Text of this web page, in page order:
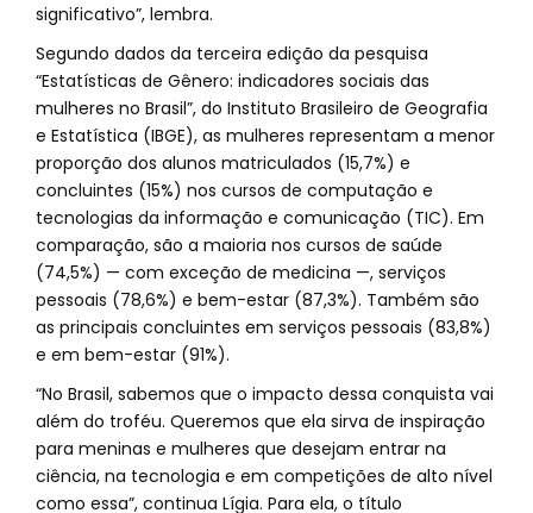
significativo”, lembra.
Segundo dados da terceira edição da pesquisa
“Estatísticas de Gênero: indicadores sociais das
mulheres no Brasil”, do Instituto Brasileiro de Geografia
e Estatística (IBGE), as mulheres representam a menor
proporção dos alunos matriculados (15,7%) e
concluintes (15%) nos cursos de computação e
tecnologias da informação e comunicação (TIC). Em
comparação, são a maioria nos cursos de saúde
(74,5%) — com exceção de medicina —, serviços
pessoais (78,6%) e bem-estar (87,3%). Também são
as principais concluintes em serviços pessoais (83,8%)
e em bem-estar (91%).
“No Brasil, sabemos que o impacto dessa conquista vai
além do troféu. Queremos que ela sirva de inspiração
para meninas e mulheres que desejam entrar na
ciência, na tecnologia e em competições de alto nível
como essa”, continua Lígia. Para ela, o título